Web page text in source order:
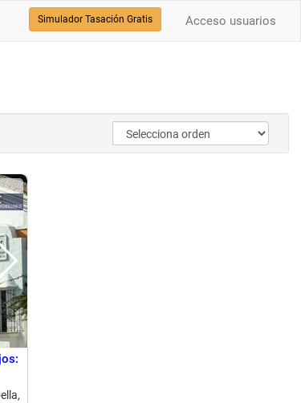
Acceso usuarios
Simulador Tasación Gratis